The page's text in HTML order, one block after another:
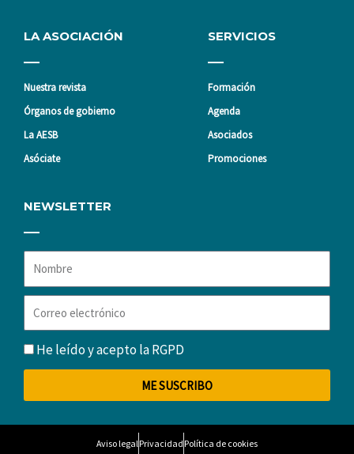
LA ASOCIACIÓN
Nuestra revista
Órganos de gobierno
La AESB
Asóciate
SERVICIOS
Formación
Agenda
Asociados
Promociones
NEWSLETTER
Nombre
Correo
electrónico
RGPDHe leído y acepto laRGPD
ME SUSCRIBO
Aviso legalPrivacidadPolítica de cookies